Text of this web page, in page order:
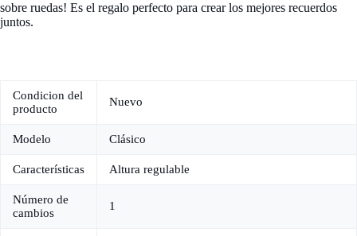
sobre ruedas! Es el regalo perfecto para crear los mejores recuerdos
juntos.
Condicion del
producto
Nuevo
Modelo Clásico
Características Altura regulable
Número de
cambios
1